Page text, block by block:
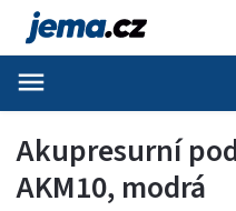
Akupresurní
AKM10, modrá